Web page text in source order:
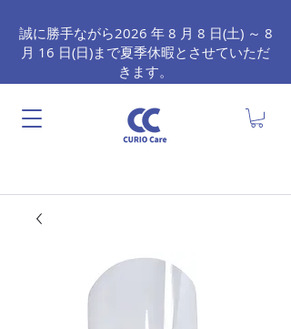
誠に勝手ながら2026 年 8 月 8 日(土) ～ 8
月 16 日(日)まで夏季休暇とさせていただ
きます。